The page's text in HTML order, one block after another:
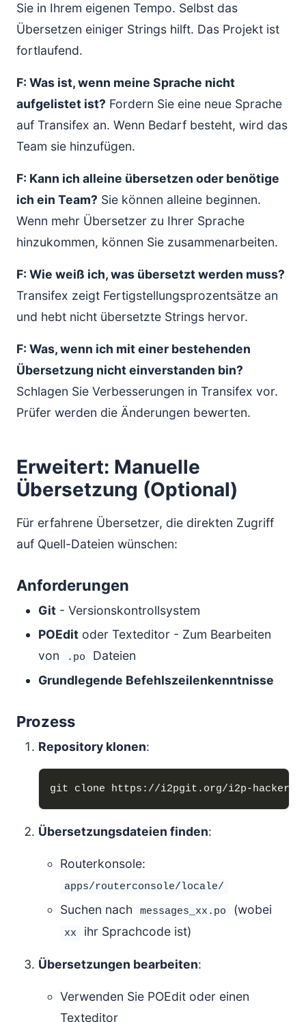
Sie in Ihrem eigenen Tempo. Selbst das
Übersetzen einiger Strings hilft. Das Projekt ist
fortlaufend.
F: Was ist, wenn meine Sprache nicht
aufgelistet ist? Fordern Sie eine neue Sprache
auf Transifex an. Wenn Bedarf besteht, wird das
Team sie hinzufügen.
F: Kann ich alleine übersetzen oder benötige
ich ein Team? Sie können alleine beginnen.
Wenn mehr Übersetzer zu Ihrer Sprache
hinzukommen, können Sie zusammenarbeiten.
F: Wie weiß ich, was übersetzt werden muss?
Transifex zeigt Fertigstellungsprozentsätze an
und hebt nicht übersetzte Strings hervor.
F: Was, wenn ich mit einer bestehenden
Übersetzung nicht einverstanden bin?
Schlagen Sie Verbesserungen in Transifex vor.
Prüfer werden die Änderungen bewerten.
Erweitert: Manuelle
Übersetzung (Optional)
Für erfahrene Übersetzer, die direkten Zugriff
auf Quell-Dateien wünschen:
Anforderungen
Git - Versionskontrollsystem
POEdit oder Texteditor - Zum Bearbeiten
von
.po
Dateien
Grundlegende Befehlszeilenkenntnisse
Prozess
Repository klonen:
Übersetzungsdateien finden:
Routerkonsole:
apps/routerconsole/locale/
Suchen nach messages_xx.po (wobei
xx ihr Sprachcode ist)
Übersetzungen bearbeiten:
Verwenden Sie POEdit oder einen
Texteditor